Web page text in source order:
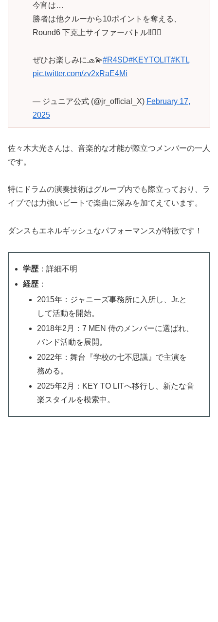
今宵は…
勝者は他クルーから10ポイントを奪える、
Round6 下克上サイファーバトル‼︎❤️‍🔥
ぜひお楽しみに🧢💫#R4SD#KEYTOLIT#KTL
pic.twitter.com/zv2xRaE4Mi
— ジュニア公式 (@jr_official_X) February 17,
2025
佐々木大光さんは、音楽的な才能が際立つメンバーの一人
です。
特にドラムの演奏技術はグループ内でも際立っており、ラ
イブでは力強いビートで楽曲に深みを加てえています。
ダンスもエネルギッシュなパフォーマンスが特徴です！
学歴 ：詳細不明
経歴 ：
2015年：ジャニーズ事務所に入所し、Jr.と
して活動を開始。
2018年2月：7 MEN 侍のメンバーに選ばれ、
バンド活動を展開。
2022年：舞台『学校の七不思議』で主演を
務める。
2025年2月：KEY TO LITへ移行し、新たな音
楽スタイルを模索中。